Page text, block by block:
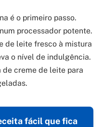
é o primeiro passo.
processador potente.
de leite fresco à mistura
o nível de indulgência.
de creme de leite para
fácil que fica